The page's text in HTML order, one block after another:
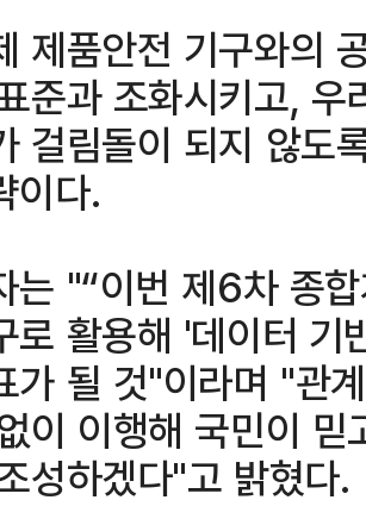
제품안전 기구와의
준과 조화시키고,
걸림돌이 되지 않도
이다.
는 "“이번 제6차 종
로 활용해 '데이터
가 될 것"이라며 "관
이 이행해 국민이
성하겠다"고 밝혔다.